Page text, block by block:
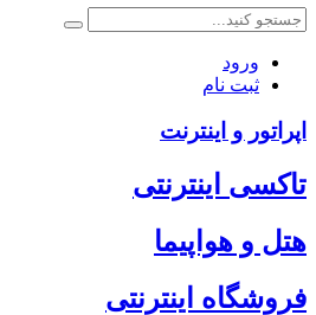
ورود
ثبت نام
اپراتور و اینترنت
تاکسی اینترنتی
هتل و هواپیما
فروشگاه اینترنتی